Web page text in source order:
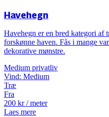
Havehegn
Havehegn er en bred kategori af
forskønne haven. Fås i mange
dekorative mønstre.
Medium privatliv
Vind: Medium
Træ
Fra
200 kr/ meter
Laes mere